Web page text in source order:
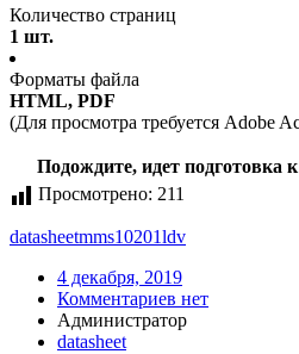
Количество страниц
1 шт.
Форматы файла
HTML, PDF
(Для просмотра требуется Adobe
Подождите, идет подготовка
Просмотрено: 211
datasheetmms10201ldv
4 декабря, 2019
Комментариев нет
Администратор
datasheet